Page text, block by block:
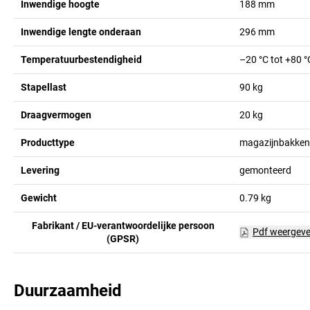
Inwendige hoogte 188 mm
Inwendige lengte onderaan 296 mm
Temperatuurbestendigheid –20 °C tot +80
Stapellast 90 kg
Draagvermogen 20 kg
Producttype magazijnbakken
Levering gemonteerd
Gewicht 0.79 kg
Fabrikant / EU-verantwoordelijke persoon
(GPSR)
Pdf
Duurzaamheid